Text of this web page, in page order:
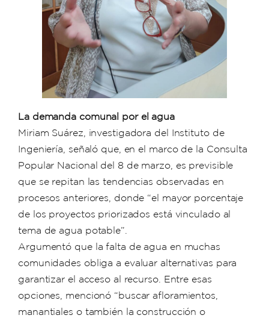
La demanda comunal por el agua
Miriam Suárez, investigadora del Instituto de
Ingeniería, señaló que, en el marco de la Consulta
Popular Nacional del 8 de marzo, es previsible
que se repitan las tendencias observadas en
procesos anteriores, donde “el mayor porcentaje
de los proyectos priorizados está vinculado al
tema de agua potable”.
Argumentó que la falta de agua en muchas
comunidades obliga a evaluar alternativas para
garantizar el acceso al recurso. Entre esas
opciones, mencionó “buscar afloramientos,
manantiales o también la construcción o